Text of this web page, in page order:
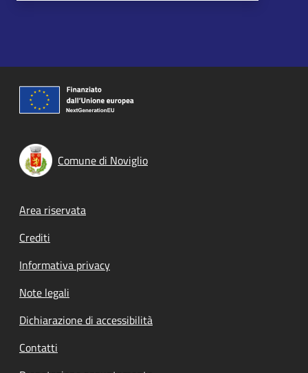
Comune di Noviglio
Footer menu
Area riservata
Crediti
Informativa privacy
Note legali
Dichiarazione di accessibilità
Contatti